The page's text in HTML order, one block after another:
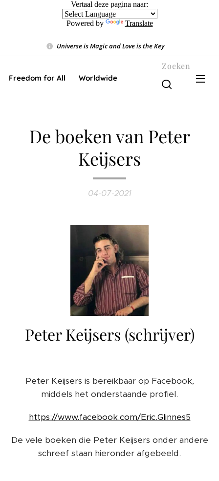
Vertaal deze pagina naar:
Powered by Translate
Universe is Magic and Love is the Key❤️
Freedom for All ❤️ Worldwide
Zoeken
De boeken van Peter
Keijsers
04-07-2021
Peter Keijsers (schrijver)
Peter Keijsers is bereikbaar op Facebook,
middels het onderstaande profiel.
https://www.facebook.com/Eric.Glinnes5
De vele boeken die Peter Keijsers onder andere
schreef staan hieronder afgebeeld.